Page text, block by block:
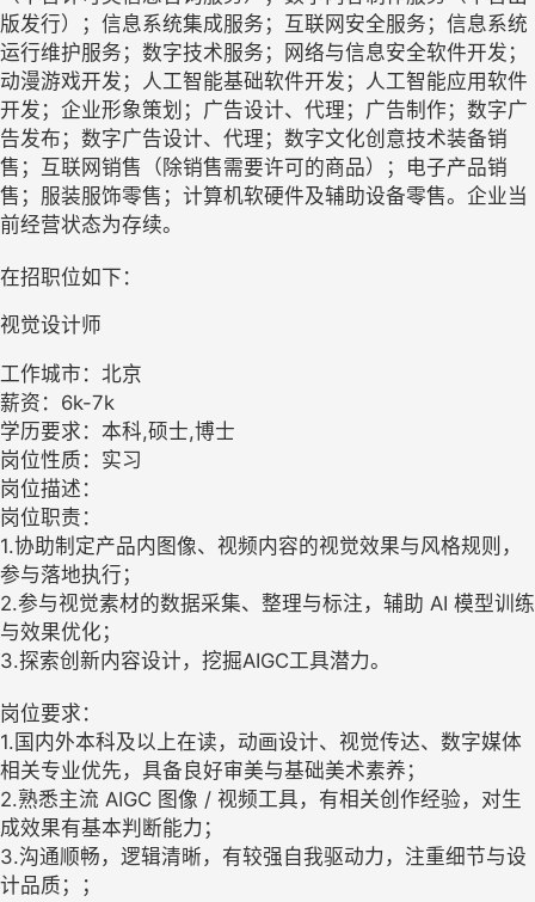
版发行）；信息系统集成服务；互联网安全服务；信息系统
运行维护服务；数字技术服务；网络与信息安全软件开发；
动漫游戏开发；人工智能基础软件开发；人工智能应用软件
开发；企业形象策划；广告设计、代理；广告制作；数字广
告发布；数字广告设计、代理；数字文化创意技术装备销
售；互联网销售（除销售需要许可的商品）；电子产品销
售；服装服饰零售；计算机软硬件及辅助设备零售。企业当
前经营状态为存续。
在招职位如下：
视觉设计师
工作城市：北京
薪资：6k-7k
学历要求：本科,硕士,博士
岗位性质：实习
岗位描述：
岗位职责：
1.协助制定产品内图像、视频内容的视觉效果与风格规则，
参与落地执行；
2.参与视觉素材的数据采集、整理与标注，辅助 AI 模型训练
与效果优化；
3.探索创新内容设计，挖掘AIGC工具潜力。
岗位要求：
1.国内外本科及以上在读，动画设计、视觉传达、数字媒体
相关专业优先，具备良好审美与基础美术素养；
2.熟悉主流 AIGC 图像 / 视频工具，有相关创作经验，对生
成效果有基本判断能力；
3.沟通顺畅，逻辑清晰，有较强自我驱动力，注重细节与设
计品质；；